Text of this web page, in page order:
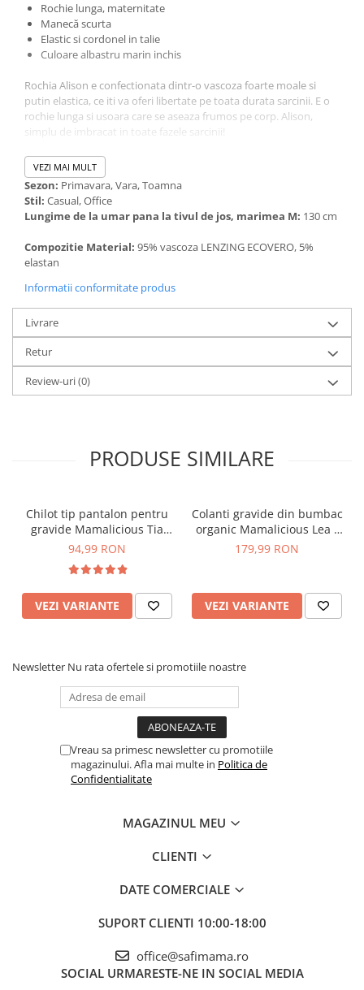
Rochie lunga, maternitate
Manecă scurta
Elastic si cordonel in talie
Culoare albastru marin inchis
Rochia Alison e confectionata dintr-o vascoza foarte moale si
putin elastica, ce iti va oferi libertate pe toata durata sarcinii. E o
rochie lunga si usoara care se aseaza frumos pe corp. Alison,
simplu de imbracat in toate fazele sarcinii!
VEZI MAI MULT
Sezon: Primavara, Vara, Toamna
Stil: Casual, Office
Lungime de la umar pana la tivul de jos, marimea M: 130 cm
Compozitie Material: 95% vascoza LENZING ECOVERO, 5%
elastan
Informatii conformitate produs
Livrare
Retur
Review-uri(0)
PRODUSE SIMILARE
Chilot tip pantalon pentru
gravide Mamalicious Tia
crem
94,99 RON
VEZI VARIANTE
Colanti gravide din bumbac
organic Mamalicious Lea -
set 2 bucati
179,99 RON
VEZI VARIANTE
Newsletter Nu rata ofertele si promotiile noastre
Vreau sa primesc newsletter cu promotiile
magazinului. Afla mai multe in Politica de
Confidentialitate
MAGAZINUL MEU
CLIENTI
DATE COMERCIALE
SUPORT CLIENTI 10:00-18:00
office@safimama.ro
SOCIAL URMARESTE-NE IN SOCIAL MEDIA